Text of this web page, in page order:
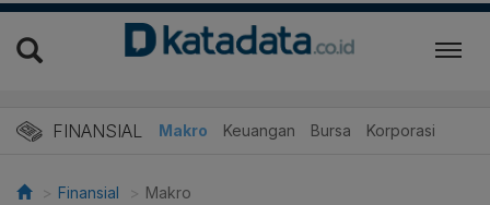
FINANSIAL Makro Keuangan Bursa Korporasi
Finansial Makro